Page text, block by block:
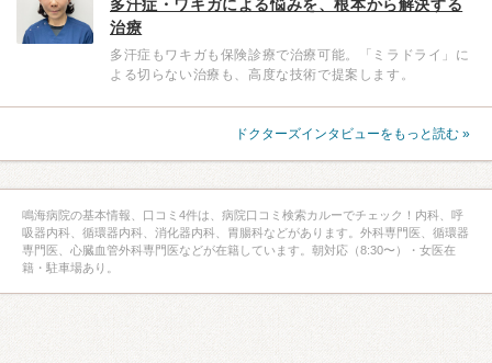
多汗症・ワキガによる悩みを、根本から解決する
治療
多汗症もワキガも保険診療で治療可能。「ミラドライ」に
よる切らない治療も、高度な技術で提案します。
ドクターズインタビューをもっと読む »
鳴海病院の基本情報、口コミ4件は、病院口コミ検索カルーでチェック！内科、呼
吸器内科、循環器内科、消化器内科、胃腸科などがあります。外科専門医、循環器
専門医、心臓血管外科専門医などが在籍しています。朝対応（8:30〜）・女医在
籍・駐車場あり。